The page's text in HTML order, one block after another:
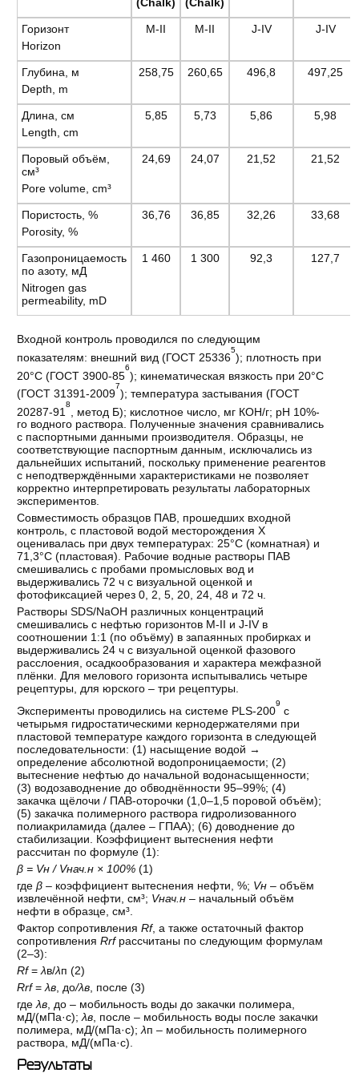
Горизонт
Horizon
М-II М-II J-IV J-IV
Глубина, м
Depth, m
258,75 260,65 496,8 497,25
Длина, см
Length, cm
5,85 5,73 5,86 5,98
Поровый объём,
см³
Pore volume, cm³
24,69 24,07 21,52 21,52
Пористость, %
Porosity, %
36,76 36,85 32,26 33,68
Газопроницаемость
по азоту, мД
Nitrogen gas
permeability, mD
1 460 1 300 92,3 127,7
Входной контроль проводился по следующим
показателям: внешний вид (ГОСТ 25336
5
); плотность при
20°С (ГОСТ 3900-85
6
); кинематическая вязкость при 20°С
(ГОСТ 31391-2009
7
); температура застывания (ГОСТ
20287-91
8
, метод Б); кислотное число, мг КОН/г; pH 10%-
го водного раствора. Полученные значения сравнивались
с паспортными данными производителя. Образцы, не
соответствующие паспортным данным, исключались из
дальнейших испытаний, поскольку применение реагентов
с неподтверждёнными характеристиками не позволяет
корректно интерпретировать результаты лабораторных
экспериментов.
Совместимость образцов ПАВ, прошедших входной
контроль, с пластовой водой месторождения X
оценивалась при двух температурах: 25°С (комнатная) и
71,3°С (пластовая). Рабочие водные растворы ПАВ
смешивались с пробами промысловых вод и
выдерживались 72 ч с визуальной оценкой и
фотофиксацией через 0, 2, 5, 20, 24, 48 и 72 ч.
Растворы SDS/NaOH различных концентраций
смешивались с нефтью горизонтов М-II и J-IV в
соотношении 1:1 (по объёму) в запаянных пробирках и
выдерживались 24 ч с визуальной оценкой фазового
расслоения, осадкообразования и характера межфазной
плёнки. Для мелового горизонта испытывались четыре
рецептуры, для юрского – три рецептуры.
Эксперименты проводились на системе PLS-200
9
с
четырьмя гидростатическими кернодержателями при
пластовой температуре каждого горизонта в следующей
последовательности: (1) насыщение водой →
определение абсолютной водопроницаемости; (2)
вытеснение нефтью до начальной водонасыщенности;
(3) водозаводнение до обводнённости 95–99%; (4)
закачка щёлочи / ПАВ-оторочки (1,0–1,5 поровой объём);
(5) закачка полимерного раствора гидролизованного
полиакриламида (далее – ГПАА); (6) доводнение до
стабилизации. Коэффициент вытеснения нефти
рассчитан по формуле (1):
β = Vн / Vнач.н × 100% (1)
гдеβ – коэффициент вытеснения нефти, %; Vн – объём
извлечённой нефти, см³; Vнач.н– начальный объём
нефти в образце, см³.
Фактор сопротивленияRf, а также остаточный фактор
сопротивленияRrfрассчитаны по следующим формулам
(2–3):
Rf=λв/λп (2)
Rrf = λв , до/λв , после (3)
где λв , до – мобильность воды до закачки полимера,
мД/(мПа·с);λв , после – мобильность воды после закачки
полимера, мД/(мПа·с);λп – мобильность полимерного
раствора, мД/(мПа·с).
Результаты